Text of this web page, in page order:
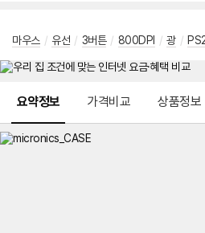
마우스 / 유선 / 3버튼 / 800DPI / 광 /
요약정보 가격비교 상품정보